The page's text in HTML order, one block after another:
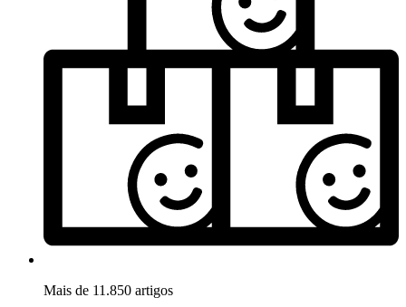
Mais de 11.850 artigos